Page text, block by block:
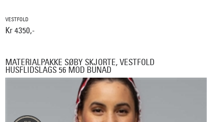
VESTFOLD
Kr 4350,-
MATERIALPAKKE SØBY SKJORTE, VESTFOLD
HUSFLIDSLAGS 56 MOD BUNAD